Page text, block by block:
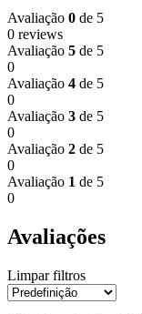
Avaliação 0 de 5
0 reviews
Avaliação 5 de 5
0
Avaliação 4 de 5
0
Avaliação 3 de 5
0
Avaliação 2 de 5
0
Avaliação 1 de 5
0
Avaliações
Limpar filtros